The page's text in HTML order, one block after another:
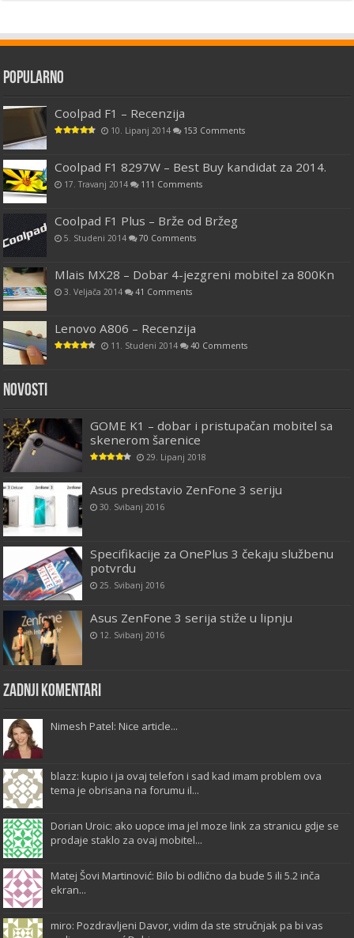
Popularno
Coolpad F1 – Recenzija
10. Lipanj 2014 153 Comments
Coolpad F1 8297W – Best Buy kandidat za 2014.
17. Travanj 2014 111 Comments
Coolpad F1 Plus – Brže od Bržeg
5. Studeni 2014 70 Comments
Mlais MX28 – Dobar 4-jezgreni mobitel za 800Kn
3. Veljača 2014 41 Comments
Lenovo A806 – Recenzija
11. Studeni 2014 40 Comments
Novosti
GOME K1 – dobar i pristupačan mobitel sa
skenerom šarenice
29. Lipanj 2018
Asus predstavio ZenFone 3 seriju
30. Svibanj 2016
Specifikacije za OnePlus 3 čekaju službenu
potvrdu
25. Svibanj 2016
Asus ZenFone 3 serija stiže u lipnju
12. Svibanj 2016
Zadnji komentari
Nimesh Patel: Nice article...
blazz: kupio i ja ovaj telefon i sad kad imam problem ova
tema je obrisana na forumu il...
Dorian Uroic: ako uopce ima jel moze link za stranicu gdje se
prodaje staklo za ovaj mobitel...
Matej Šovi Martinović: Bilo bi odlično da bude 5 ili 5.2 inča
ekran...
miro: Pozdravljeni Davor, vidim da ste stručnjak pa bi vas